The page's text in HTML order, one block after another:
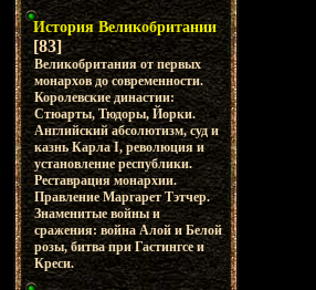
История Великобритании
[83]
Великобритания от первых
монархов до современности.
Королевские династии:
Стюарты, Тюдоры, Йорки.
Английский абсолютизм, суд и
казнь Карла I, революция и
установление республики.
Реставрация монархии.
Правление Маргарет Тэтчер.
Знаменитые войны и
сражения: война Алой и Белой
розы, битва при Гастингсе и
Креси.